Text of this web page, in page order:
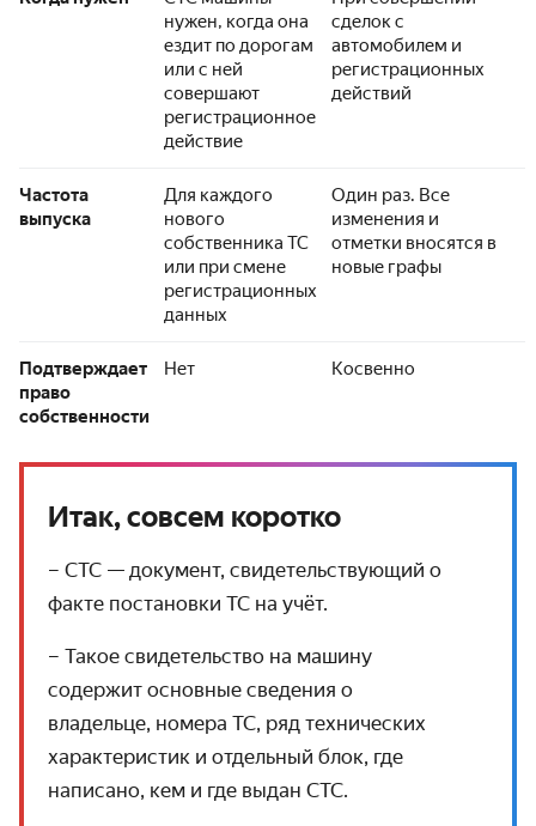
нужен, когда она
ездит по дорогам
или с ней
совершают
регистрационное
действие
сделок с
автомобилем и
регистрационных
действий
Частота
выпуска
Для каждого
нового
собственника ТС
или при смене
регистрационных
данных
Один раз. Все
изменения и
отметки вносятся в
новые графы
Подтверждает
право
собственности
Нет Косвенно
Итак, совсем коротко
– СТС — документ, свидетельствующий о
факте постановки ТС на учёт.
– Такое свидетельство на машину
содержит основные сведения о
владельце, номера ТС, ряд технических
характеристик и отдельный блок, где
написано, кем и где выдан СТС.